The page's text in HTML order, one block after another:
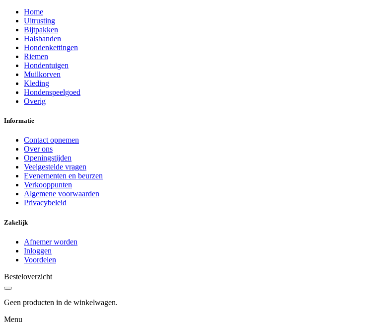
Home
Uitrusting
Bijtpakken
Halsbanden
Hondenkettingen
Riemen
Hondentuigen
Muilkorven
Kleding
Hondenspeelgoed
Overig
Informatie
Contact opnemen
Over ons
Openingstijden
Veelgestelde vragen
Evenementen en beurzen
Verkooppunten
Algemene voorwaarden
Privacybeleid
Zakelijk
Afnemer worden
Inloggen
Voordelen
Besteloverzicht
Geen producten in de winkelwagen.
Menu